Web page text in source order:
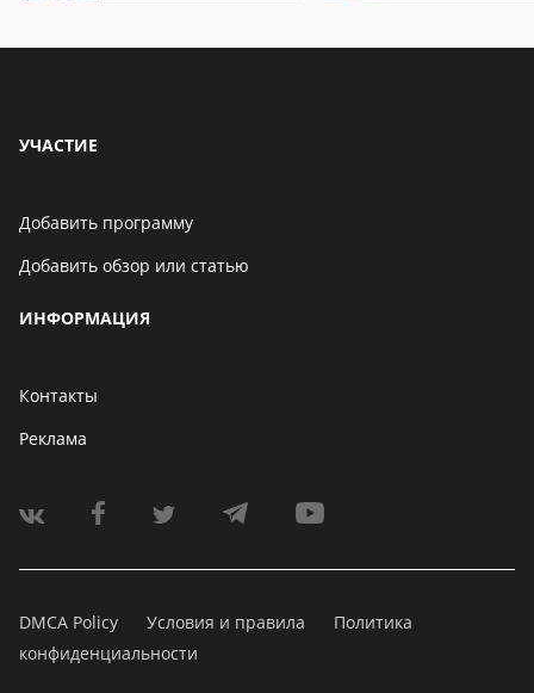
УЧАСТИЕ
Добавить программу
Добавить обзор или статью
ИНФОРМАЦИЯ
Контакты
Реклама
DMCA Policy Условия и правила
Политика
конфиденциальности